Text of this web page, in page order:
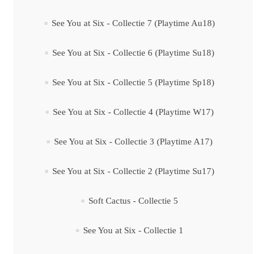
See You at Six - Collectie 7 (Playtime Au18)
See You at Six - Collectie 6 (Playtime Su18)
See You at Six - Collectie 5 (Playtime Sp18)
See You at Six - Collectie 4 (Playtime W17)
See You at Six - Collectie 3 (Playtime A17)
See You at Six - Collectie 2 (Playtime Su17)
Soft Cactus - Collectie 5
See You at Six - Collectie 1